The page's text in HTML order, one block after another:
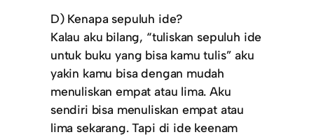
D) Kenapa sepuluh ide?
Kalau aku bilang, “tuliskan sepuluh ide
untuk buku yang bisa kamu tulis” aku
yakin kamu bisa dengan mudah
menuliskan empat atau lima. Aku
sendiri bisa menuliskan empat atau
lima sekarang. Tapi di ide keenam